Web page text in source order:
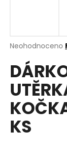
Průměrné
produktu
je
0,0
z
5
hvězdiček.
Neohodnoceno
KS
í
t
?